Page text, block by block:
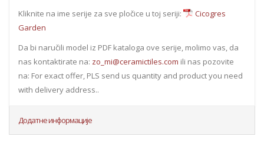
Kliknite na ime serije za sve pločice u toj seriji:
Cicogres
Garden
Da bi naručili model iz PDF kataloga ove serije, molimo vas, da
nas kontaktirate na: zo_mi@ceramictiles.com ili nas pozovite
na: For exact offer, PLS send us quantity and product you need
with delivery address..
Додатне информације